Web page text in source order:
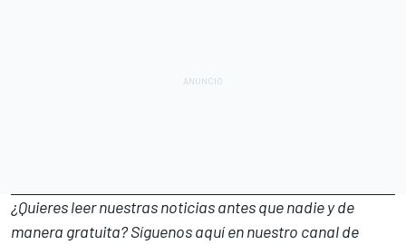
¿Quieres leer nuestras noticias antes que nadie y de
manera gratuita? Síguenosaquí en nuestro canal de